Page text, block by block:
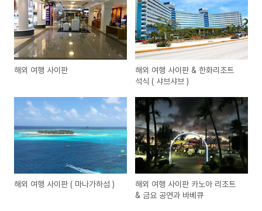
해외 여행 사이판
해외 여행 사이판 & 한화리조트
석식 ( 샤브샤브 )
해외 여행 사이판 ( 마나가하섬 )
해외 여행 사이판 카노아 리조트
& 금요 공연과 바베큐